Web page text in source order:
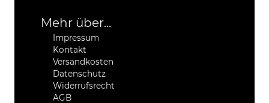
Mehr über...
Impressum
Kontakt
Versandkosten
Datenschutz
Widerrufsrecht
AGB